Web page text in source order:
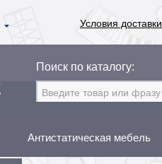
Условия доставки
Поиск по каталогу:
Антистатическая мебель